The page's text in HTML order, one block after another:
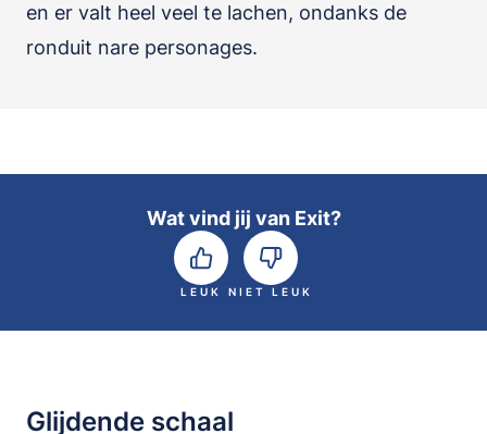
en er valt heel veel te lachen, ondanks de
ronduit nare personages.
Wat vind jij van Exit?
LEUK NIET LEUK
Glijdende schaal